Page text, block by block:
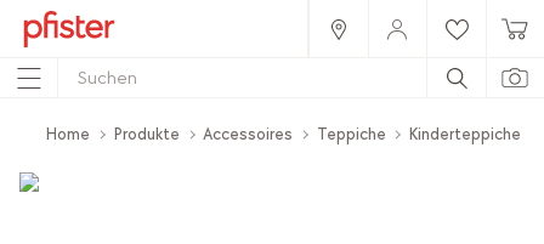
Home Produkte Accessoires Teppiche Kinderteppiche